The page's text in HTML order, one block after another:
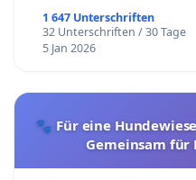
1 647 Unterschriften
32 Unterschriften / 30 Tage
5 Jan 2026
🐾 Für eine
Gemeinsam für